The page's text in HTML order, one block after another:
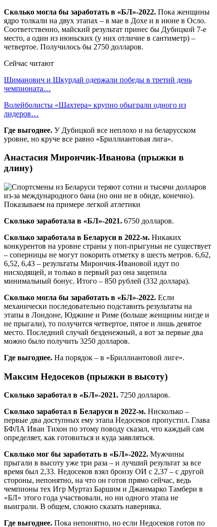
Сколько могла бы заработать в «БЛ»-2022. Пока женщины
ядро толкали на двух этапах – в мае в Дохе и в июне в Осло.
Соответственно, майский результат принес бы Дубицкой 7-е
место, а один из июньских (у них отличие в сантиметр) –
четвертое. Получилось бы 2750 долларов.
Сейчас читают
Шиманович и Шкурдай одержали победы в третий день
чемпионата…
Волейболисты «Шахтера» крупно обыграли одного из
лидеров…
Где выгоднее. У Дубицкой все неплохо и на беларусском
уровне, но круче все равно «Бриллиантовая лига».
Анастасия Мирончик-Иванова (прыжки в
длину)
Сколько заработала в «БЛ»-2021. 6750 долларов.
Сколько заработала в Беларуси в 2022-м. Никаких
конкурентов на уровне страны у поп-прыгуньи не существует
– соперницы не могут покорить отметку в шесть метров. 6,62,
6,52, 6,43 – результаты Мирончик-Ивановой идут по
нисходящей, и только в первый раз она зацепила
минимальный бонус. Итого – 850 рублей (332 доллара).
Сколько могла бы заработать в «БЛ»-2022. Если
механически последовательно подставить результаты на
этапы в Лондоне, Юджине и Риме (больше женщины нигде и
не прыгали), то получится четвертое, пятое и лишь девятое
место. Последний случай безденежный, а вот за первые два
можно было получить 3250 долларов.
Где выгоднее. На порядок – в «Бриллиантовой лиге».
Максим Недосеков (прыжки в высоту)
Сколько заработал в «БЛ»-2021. 7250 долларов.
Сколько заработал в Беларуси в 2022-м. Нисколько –
первые два доступных ему этапа Недосеков пропустил. Глава
БФЛА Иван Тихон по этому поводу сказал, что каждый сам
определяет, как готовиться и куда заявляться.
Сколько мог бы заработать в «БЛ»-2022. Мужчины
прыгали в высоту уже три раза – и лучший результат за все
время был 2,33. Недосеков взял бронзу ОИ с 2,37 – с другой
стороны, непонятно, на что он готов прямо сейчас, ведь
чемпионы тех Игр Муртаз Баршим и Джанмарко Тамбери в
«БЛ» этого года участвовали, но ни одного этапа не
выиграли. В общем, сложно сказать наверняка.
Где выгоднее. Пока непонятно, но если Недосеков готов по